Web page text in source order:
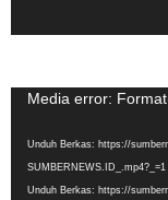
Pemutar
Media error:
Unduh Berkas: https://
SUMBERNEWS.ID_.mp4?_=1
Unduh Berkas: https://